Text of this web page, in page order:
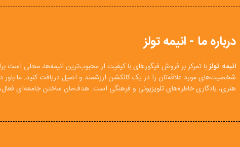
درباره ما - انیمه تولز
انیمه تولزبا تمرکز بر فروش فیگورهای با کیفیت از محبوب‌ترین انیمه‌ها، محلی است
شخصیت‌های مورد علاقه‌تان را در یک کالکشن ارزشمند و اصیل دریافت کنید. ما
هنری، یادگاری خاطره‌های تلویزیونی و فرهنگی است. هدف‌مان ساختن جامعه‌ای